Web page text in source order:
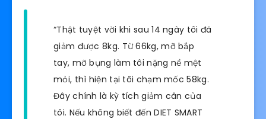
“Thật tuyệt vời khi sau 14 ngày tôi đã
giảm được 8kg. Từ 66kg, mỡ bắp
tay, mỡ bụng làm tôi nặng nề mệt
mỏi, thì hiện tại tôi chạm mốc 58kg.
Đây chính là kỳ tích giảm cân của
tôi. Nếu không biết đến DIET SMART